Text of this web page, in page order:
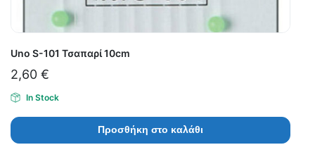
Uno S-101 Τσαπαρί 10cm
2,60 €
In Stock
Προσθήκη στο καλάθι